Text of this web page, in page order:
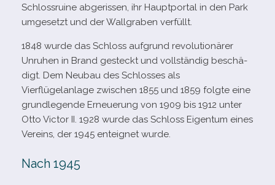
Schlossruine abge­ris­sen, ihr Hauptportal in den Park
umge­setzt und der Wallgraben verfüllt.
1848 wurde das Schloss auf­grund revo­lu­tio­nä­rer
Unruhen in Brand gesteckt und voll­stän­dig beschä­
digt. Dem Neubau des Schlosses als
Vierflügelanlage zwi­schen 1855 und 1859 folgte eine
grund­le­gende Erneuerung von 1909 bis 1912 unter
Otto Victor II. 1928 wurde das Schloss Eigentum eines
Vereins, der 1945 ent­eig­net wurde.
Nach 1945